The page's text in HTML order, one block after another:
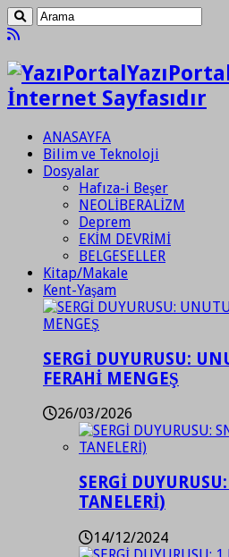
İnternet Sayfasıdır
ANASAYFA
Bilim ve Teknoloji
Dosyalar
Hafıza-i Beşer
NEOLİBERALİZM
Deprem
EKİM DEVRİMİ
BELGESELLER
Kitap/Makale
Kent-Yaşam
SERGİ DUYURUSU:
FERAHİ MENGEŞ
26/03/2026
SERGİ
TANELERİ)
14/12/2024